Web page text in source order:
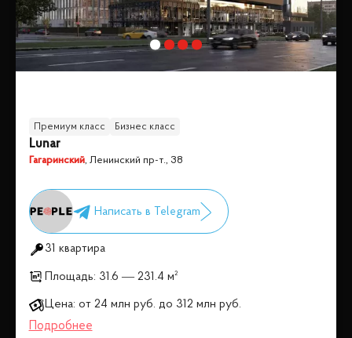
Премиум класс Бизнес класс
Lunar
Гагаринский, Ленинский пр-т., 38
31 квартира
Площадь: 31.6 — 231.4 м²
Цена: от 24 млн руб. до 312 млн руб.